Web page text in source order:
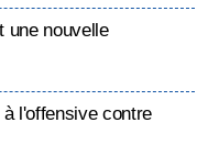
une nouvelle
l'offensive contre